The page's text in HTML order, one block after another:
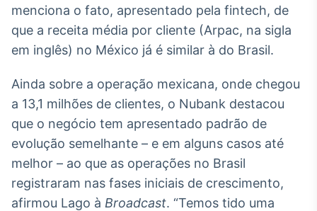
Tokenização
de ativos
Em breve
menciona o fato, apresentado pela fintech, de
que a receita média por cliente (Arpac, na sigla
em inglês) no México já é similar à do Brasil.
Ainda sobre a operação mexicana, onde chegou
a 13,1 milhões de clientes, o Nubank destacou
que o negócio tem apresentado padrão de
evolução semelhante – e em alguns casos até
melhor – ao que as operações no Brasil
registraram nas fases iniciais de crescimento,
afirmou Lago à Broadcast. “Temos tido uma